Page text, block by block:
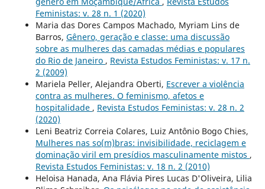
Feministas: v. 28 n. 1 (2020)
Maria das Dores Campos Machado, Myriam Lins de
Barros, Gênero, geração e classe: uma discussão
sobre as mulheres das camadas médias e populares
do Rio de Janeiro , Revista Estudos Feministas: v. 17 n.
2 (2009)
Mariela Peller, Alejandra Oberti, Escrever a violência
contra as mulheres. O feminismo, afetos e
hospitalidade , Revista Estudos Feministas: v. 28 n. 2
(2020)
Leni Beatriz Correia Colares, Luiz Antônio Bogo Chies,
Mulheres nas so(m)bras: invisibilidade, reciclagem e
dominação viril em presídios masculinamente mistos ,
Revista Estudos Feministas: v. 18 n. 2 (2010)
Heloisa Hanada, Ana Flávia Pires Lucas D'Oliveira, Lilia